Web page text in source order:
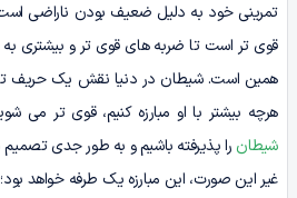
تمرینی خود به دلیل ضعیف بودن ناراضی
قوی تر است تا ضربه های قوی تر و بیشتری به
همین است. شیطان در دنیا نقش یک حریف
هرچه بیشتر با او مبارزه کنیم، قوی تر می
شیطان را پذیرفته باشیم و به طور جدی تصمیم
غیر این صورت، این مبارزه یک طرفه خواهد